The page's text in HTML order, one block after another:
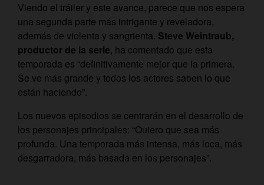
Viendo el tráiler y este avance, parece que nos espera
una segunda parte más intrigante y reveladora,
además de violenta y sangrienta. Steve Weintraub,
productor de la serie, ha comentado que esta
temporada es “definitivamente mejor que la primera.
Se ve más grande y todos los actores saben lo que
están haciendo”.
Los nuevos episodios se centrarán en el desarrollo de
los personajes principales: “Quiero que sea más
profunda. Una temporada más intensa, más loca, más
desgarradora, más basada en los personajes”.